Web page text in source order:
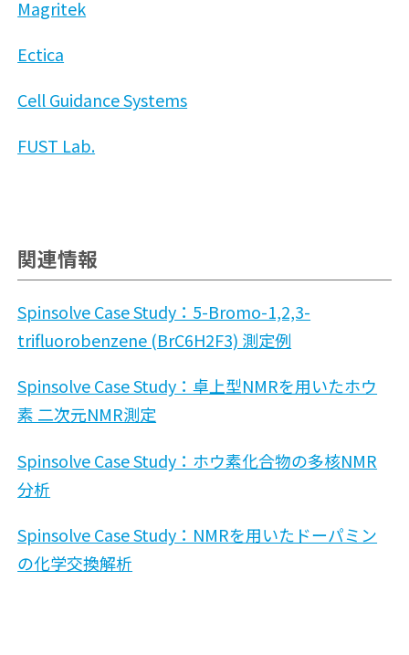
Magritek
Ectica
Cell Guidance Systems
FUST Lab.
関連情報
Spinsolve Case Study：5-Bromo-1,2,3-
trifluorobenzene (BrC6H2F3) 測定例
Spinsolve Case Study：卓上型NMRを用いたホウ
素 二次元NMR測定
Spinsolve Case Study：ホウ素化合物の多核NMR
分析
Spinsolve Case Study：NMRを用いたドーパミン
の化学交換解析